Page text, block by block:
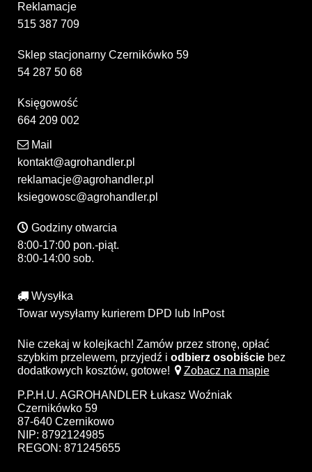
Reklamacje
515 387 709
Sklep stacjonarny Czernikówko 59
54 287 50 68
Księgowość
664 209 002
Mail
kontakt@agrohandler.pl
reklamacje@agrohandler.pl
ksiegowosc@agrohandler.pl
Godziny otwarcia
8:00-17:00 pon.-piąt.
8:00-14:00 sob.
Wysyłka
Towar wysyłamy kurierem DPD lub InPost
Nie czekaj w kolejkach! Zamów przez stronę, opłać
szybkim przelewem, przyjedź i odbierz osobiście bez
dodatkowych kosztów, gotowe!
Zobacz na mapie
P.P.H.U. AGROHANDLER Łukasz Woźniak
Czernikówko 59
87-640 Czernikowo
NIP: 8792124985
REGON: 871245655